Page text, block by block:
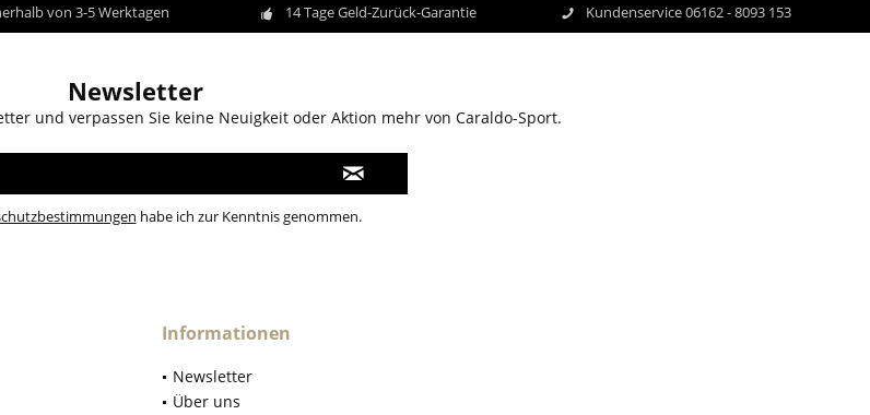
von 3-5 Werktagen 14 Tage Geld-Zurück-Garantie Kundenservice 06162 - 8093 153
Newsletter
und verpassen Sie keine Neuigkeit oder Aktion mehr von Caraldo-Sport.
habe ich zur Kenntnis genommen.
Informationen
Newsletter
Über uns